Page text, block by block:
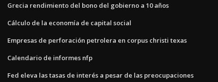
Grecia rendimiento del bono del gobierno a 10 años
Cálculo de la economía de capital social
Empresas de perforación petrolera en corpus christi texas
Calendario de informes nfp
Fed eleva las tasas de interés a pesar de las preocupaciones